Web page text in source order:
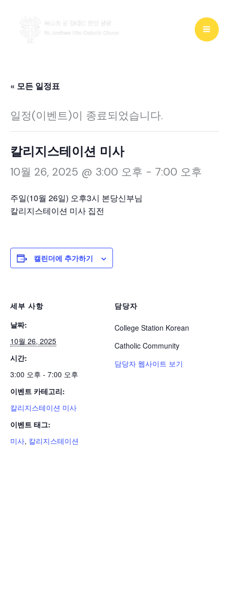
« 모든 일정표
일정(이벤트)이 종료되었습니다.
칼리지스테이션 미사
10월 26, 2025 @ 3:00 오후 - 7:00 오후
주일(10월 26일) 오후3시 본당신부님
칼리지스테이션 미사 집전
캘린더에 추가하기
세부 사항
날짜:
10월 26, 2025
시간:
3:00 오후 - 7:00 오후
이벤트 카테고리:
칼리지스테이션 미사
이벤트 태그:
미사, 칼리지스테이션
담당자
College Station Korean
Catholic Community
담당자 웹사이트 보기